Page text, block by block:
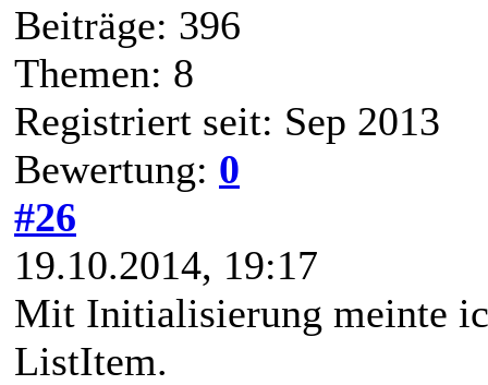
Beiträge: 396
Themen: 8
Registriert seit: Sep 2013
Bewertung: 0
#26
19.10.2014, 19:17
Mit Initialisierung meinte
ListItem.